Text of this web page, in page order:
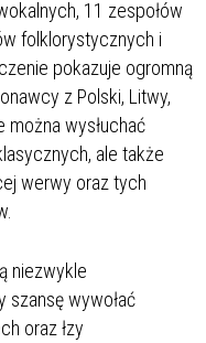
11 zespołów
folklorystycznych i
pokazuje ogromną
z Polski, Litwy,
można wysłuchać
ale także
werwy oraz tych
niezwykle
szansę wywołać
oraz łzy